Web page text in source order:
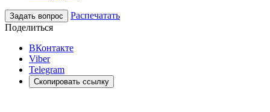
Задать вопрос
Распечатать
Поделиться
ВКонтакте
Viber
Telegram
Скопировать ссылку